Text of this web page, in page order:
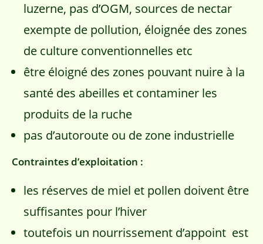
luzerne, pas d’OGM, sources de nectar
exempte de pollution, éloignée des zones
de culture conventionnelles etc
être éloigné des zones pouvant nuire à la
santé des abeilles et contaminer les
produits de la ruche
pas d’autoroute ou de zone industrielle
Contraintes d’exploitation :
les réserves de miel et pollen doivent être
suffisantes pour l’hiver
toutefois un nourrissement d’appoint est